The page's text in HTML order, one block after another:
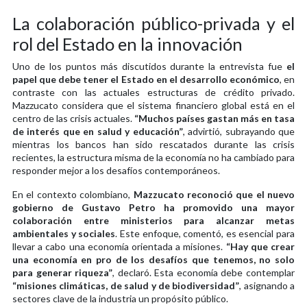
La colaboración público-privada y el
rol del Estado en la innovación
Uno de los puntos más discutidos durante la entrevista fue el
papel que debe tener el Estado en el desarrollo económico, en
contraste con las actuales estructuras de crédito privado.
Mazzucato considera que el sistema financiero global está en el
centro de las crisis actuales. “Muchos países gastan más en tasa
de interés que en salud y educación”, advirtió, subrayando que
mientras los bancos han sido rescatados durante las crisis
recientes, la estructura misma de la economía no ha cambiado para
responder mejor a los desafíos contemporáneos.
En el contexto colombiano, Mazzucato reconoció que el nuevo
gobierno de Gustavo Petro ha promovido una mayor
colaboración entre ministerios para alcanzar metas
ambientales y sociales. Este enfoque, comentó, es esencial para
llevar a cabo una economía orientada a misiones. “Hay que crear
una economía en pro de los desafíos que tenemos, no solo
para generar riqueza”, declaró. Esta economía debe contemplar
“misiones climáticas, de salud y de biodiversidad”, asignando a
sectores clave de la industria un propósito público.